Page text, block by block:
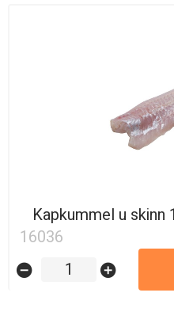
Kapkummel u
16036
remove_circle add_circle